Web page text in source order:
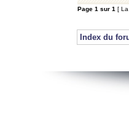
Page 1 sur 1 [
Index du